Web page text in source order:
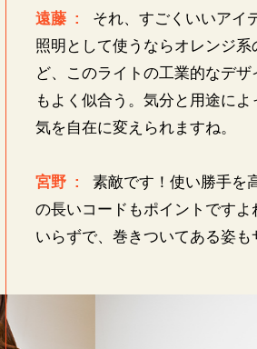
遠藤 : それ、すごくいいアイ
照明として使うならオレンジ系
ど、このライトの工業的なデ
もよく似合う。気分と用途によ
気を自在に変えられますね。
宮野 : 素敵です！使い勝手を
の長いコードもポイントですよ
いらずで、巻きついてある姿も